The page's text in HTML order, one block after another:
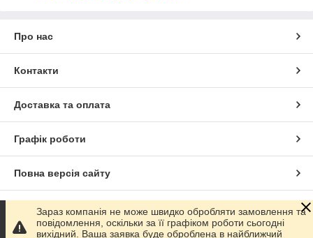
Про нас
Контакти
Доставка та оплата
Графік роботи
Повна версія сайту
Сайт створено на маркетплейсіProm.ua
Зараз компанія не може швидко обробляти замовлення та
повідомлення, оскільки за її графіком роботи сьогодні
вихідний. Ваша заявка буде оброблена в найближчий